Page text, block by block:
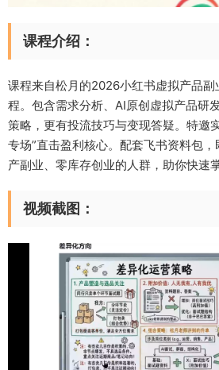
课程介绍：
课程来自松月的2026小红书虚拟产品
程。包含需求分析、AI原创虚拟产品研
策略，更有投流技巧与变现答疑。特邀
专场”直击盈利核心。配套飞书资料包
产副业、零库存创业的人群，助你快速
视频截图：